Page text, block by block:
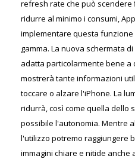
refresh rate che può scendere
ridurre al minimo i consumi,
implementare questa
gamma. La nuova schermata
adatta particolarmente bene
mostrerà tante informazioni
toccare o alzare l'iPhone. La
ridurrà, così come quella dello
possibile l'autonomia. Mentre
l'utilizzo potremo raggiungere
immagini chiare e nitide anche